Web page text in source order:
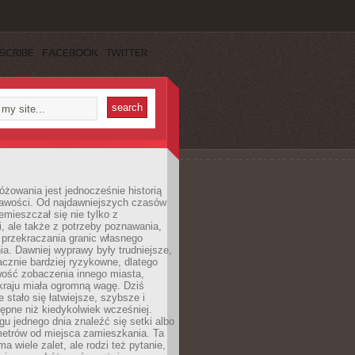
FACEBOOK TWITTER
jest jednocześnie historią
Od najdawniejszych czasów
się nie tylko z
ale także z potrzeby poznawania,
granic własnego
Dawniej wyprawy były trudniejsze,
bardziej ryzykowne, dlatego
zobaczenia innego miasta,
miała ogromną wagę. Dziś
stało się łatwiejsze, szybsze i
niż kiedykolwiek wcześniej.
jednego dnia znaleźć się setki albo
od miejsca zamieszkania. Ta
wiele zalet, ale rodzi też pytanie,